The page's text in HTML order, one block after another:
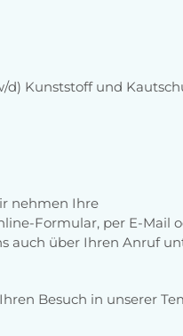
d) Kunststoff und
nehmen Ihre
Formular, per E-Mail
auch über Ihren Anruf
Besuch in unserer